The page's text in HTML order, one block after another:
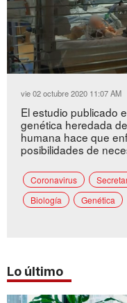
Unmute Loaded
46.57%
vie 02 octubre 2020 11:07 AM
El estudio publicado
genética heredada
humana hace que
posibilidades de
Coronavirus
Biología
Genética
Lo último